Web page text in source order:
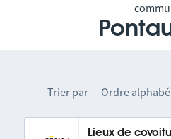
Trier par Ordre
Lieux de